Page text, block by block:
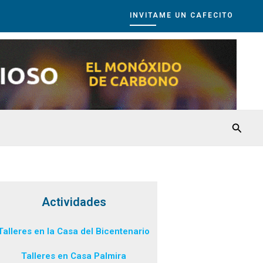
INVITAME UN CAFECITO
Actividades
en la Casa del Bicentenario
Talleres en Casa Palmira